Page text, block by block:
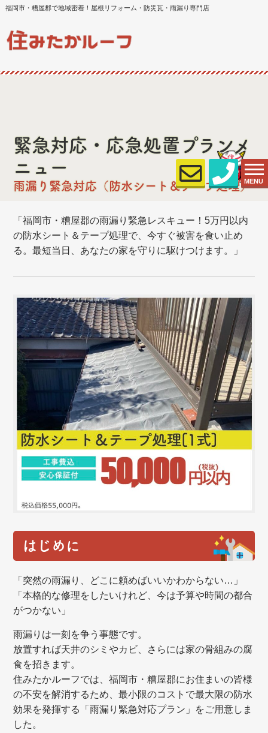
福岡市・糟屋郡で地域密着！屋根リフォーム・防災瓦・雨漏り専門店
MENU
緊急対応・応急処置プランメ
ニュー
雨漏り緊急対応（防水シート＆テープ処理）
「福岡市・糟屋郡の雨漏り緊急レスキュー！5万円以内
の防水シート＆テープ処理で、今すぐ被害を食い止め
る。最短当日、あなたの家を守りに駆けつけます。」
はじめに
「突然の雨漏り、どこに頼めばいいかわからない…」
「本格的な修理をしたいけれど、今は予算や時間の都合
がつかない」
雨漏りは一刻を争う事態です。
放置すれば天井のシミやカビ、さらには家の骨組みの腐
食を招きます。
住みたかルーフでは、福岡市・糟屋郡にお住まいの皆様
の不安を解消するため、最小限のコストで最大限の防水
効果を発揮する「雨漏り緊急対応プラン」をご用意しま
した。